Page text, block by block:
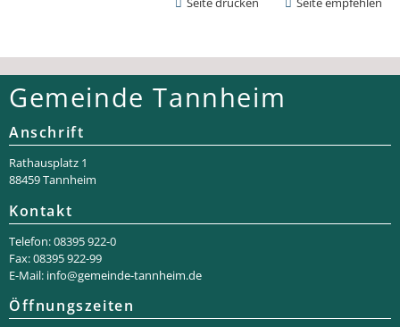
Gemeinde Tannheim
Anschrift
Rathaus­platz 1
88459 Tannheim
Kontakt
Telefon: 08395 922-0
Fax: 08395 922-99
E-Mail: info@gemeinde-tannheim.de
Öffnungszeiten